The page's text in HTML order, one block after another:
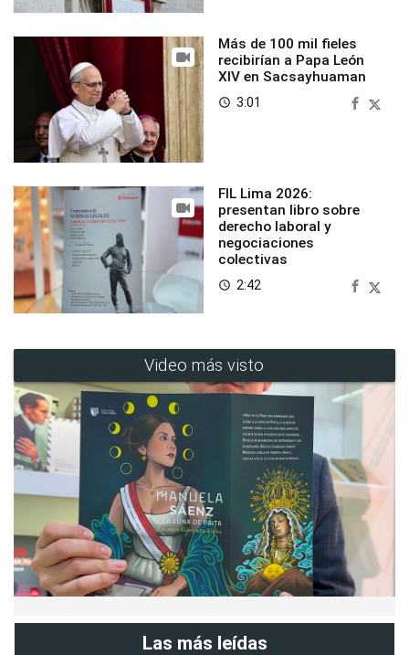
Más de 100 mil fieles
recibirían a Papa León
XIV en Sacsayhuaman
access_time 3:01
FIL Lima 2026:
presentan libro sobre
derecho laboral y
negociaciones
colectivas
access_time 2:42
Video más visto
Las más leídas